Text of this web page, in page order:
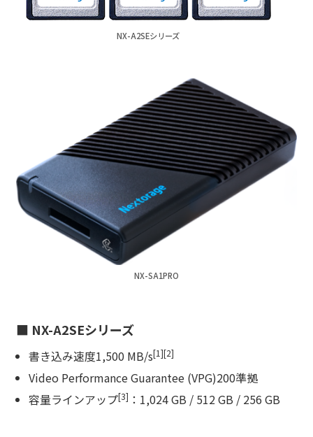
NX-A2SEシリーズ
NX-SA1PRO
■ NX-A2SEシリーズ
書き込み速度1,500 MB/s[1][2]
Video Performance Guarantee (VPG)200準拠
容量ラインアップ[3] ：1,024 GB / 512 GB / 256 GB